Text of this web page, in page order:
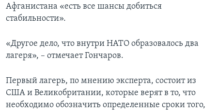
Афганистана «есть все шансы добиться
стабильности».
«Другое дело, что внутри НАТО образовалось два
лагеря», – отмечает Гончаров.
Первый лагерь, по мнению эксперта, состоит из
США и Великобритании, которые верят в то, что
необходимо обозначить определенные сроки того,